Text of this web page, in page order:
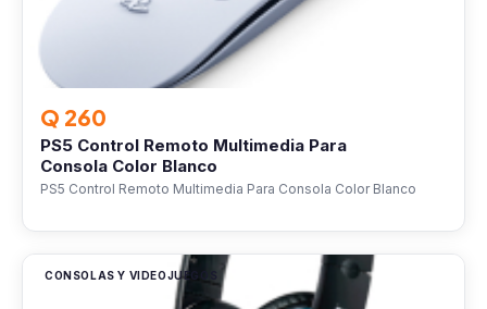
Q 260
PS5 Control Remoto Multimedia Para
Consola Color Blanco
PS5 Control Remoto Multimedia Para Consola Color Blanco
CONSOLAS Y VIDEOJUEGOS